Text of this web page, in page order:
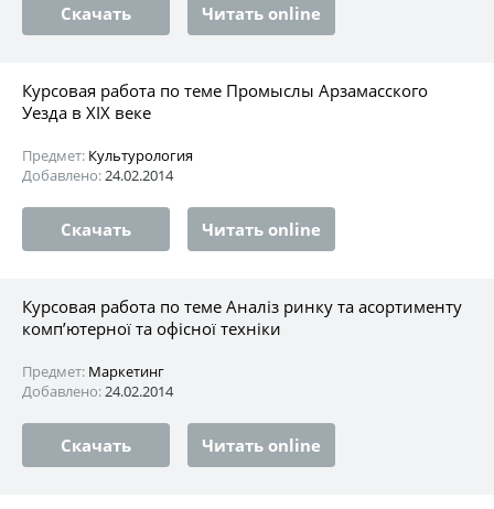
Скачать Читать online
Курсовая работа по теме Промыслы Арзамасского
Уезда в XIX веке
Предмет: Культурология
Добавлено:24.02.2014
Скачать Читать online
Курсовая работа по теме Аналіз ринку та асортименту
комп’ютерної та офісної техніки
Предмет: Маркетинг
Добавлено:24.02.2014
Скачать Читать online